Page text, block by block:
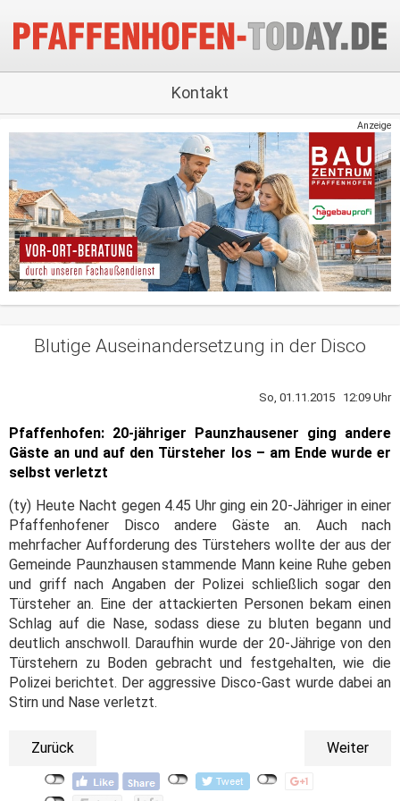
Kontakt
Anzeige
Blutige Auseinandersetzung in der Disco
So, 01.11.2015 12:09 Uhr
Pfaffenhofen: 20-jähriger Paunzhausener ging andere
Gäste an und auf den Türsteher los – am Ende wurde er
selbst verletzt
(ty) Heute Nacht gegen 4.45 Uhr ging ein 20-Jähriger in einer
Pfaffenhofener Disco andere Gäste an. Auch nach
mehrfacher Aufforderung des Türstehers wollte der aus der
Gemeinde Paunzhausen stammende Mann keine Ruhe geben
und griff nach Angaben der Polizei schließlich sogar den
Türsteher an. Eine der attackierten Personen bekam einen
Schlag auf die Nase, sodass diese zu bluten begann und
deutlich anschwoll. Daraufhin wurde der 20-Jährige von den
Türstehern zu Boden gebracht und festgehalten, wie die
Polizei berichtet. Der aggressive Disco-Gast wurde dabei an
Stirn und Nase verletzt.
Zurück Weiter